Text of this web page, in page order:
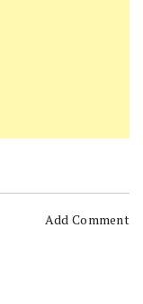
Add Comment